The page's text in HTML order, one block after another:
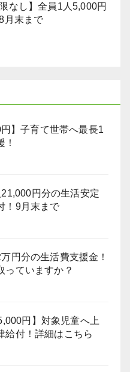
なし】全員1人5,000円
月末まで
円】子育て世帯へ最長1
21,000円分の生活安定
！9月末まで
円分の生活費支援金！
っていますか？
円】対象児童へ上
給付！詳細はこちら